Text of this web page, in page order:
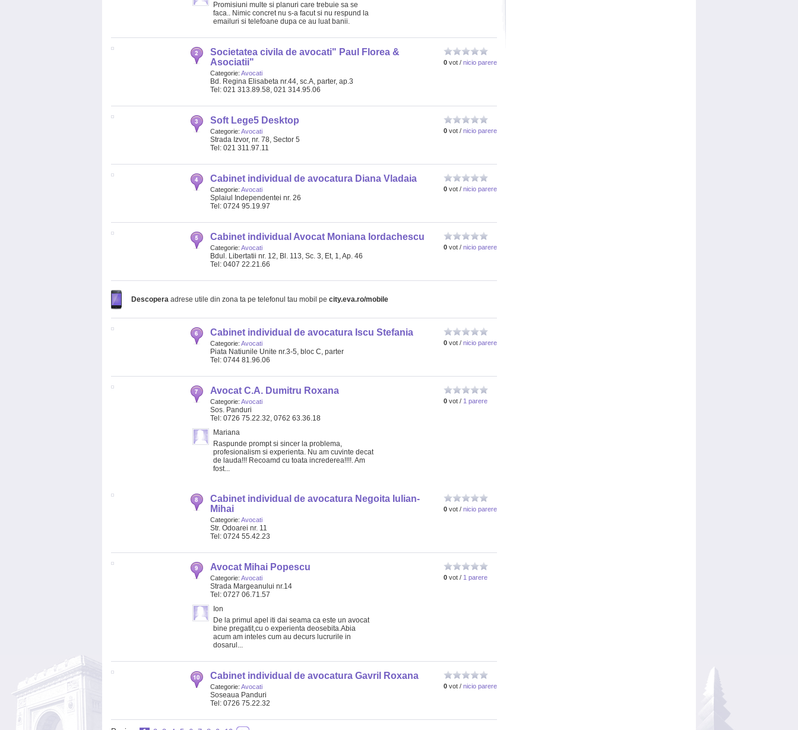
Promisiuni multe si planuri care trebuie sa se
faca.. Nimic concret nu s-a facut si nu respund la
emailuri si telefoane dupa ce au luat banii.
0 vot / nicio parere
Societatea civila de avocati" Paul Florea &
Asociatii"
Categorie: Avocati
Bd. Regina Elisabeta nr.44, sc.A, parter, ap.3
Tel: 021 313.89.58, 021 314.95.06
0 vot / nicio parere
Soft Lege5 Desktop
Categorie: Avocati
Strada Izvor, nr. 78, Sector 5
Tel: 021 311.97.11
0 vot / nicio parere
Cabinet individual de avocatura Diana Vladaia
Categorie: Avocati
Splaiul Independentei nr. 26
Tel: 0724 95.19.97
0 vot / nicio parere
Cabinet individual Avocat Moniana Iordachescu
Categorie: Avocati
Bdul. Libertatii nr. 12, Bl. 113, Sc. 3, Et, 1, Ap. 46
Tel: 0407 22.21.66
Descopera adrese utile din zona ta pe telefonul tau mobil pe city.eva.ro/mobile
0 vot / nicio parere
Cabinet individual de avocatura Iscu Stefania
Categorie: Avocati
Piata Natiunile Unite nr.3-5, bloc C, parter
Tel: 0744 81.96.06
0 vot / 1 parere
Avocat C.A. Dumitru Roxana
Categorie: Avocati
Sos. Panduri
Tel: 0726 75.22.32, 0762 63.36.18
Mariana
Raspunde prompt si sincer la problema,
profesionalism si experienta. Nu am cuvinte decat
de lauda!!! Recoamd cu toata increderea!!!!. Am
fost...
0 vot / nicio parere
Cabinet individual de avocatura Negoita Iulian-
Mihai
Categorie: Avocati
Str. Odoarei nr. 11
Tel: 0724 55.42.23
0 vot / 1 parere
Avocat Mihai Popescu
Categorie: Avocati
Strada Margeanului nr.14
Tel: 0727 06.71.57
Ion
De la primul apel iti dai seama ca este un avocat
bine pregatit,cu o experienta deosebita.Abia
acum am inteles cum au decurs lucrurile in
dosarul...
0 vot / nicio parere
Cabinet individual de avocatura Gavril Roxana
Categorie: Avocati
Soseaua Panduri
Tel: 0726 75.22.32